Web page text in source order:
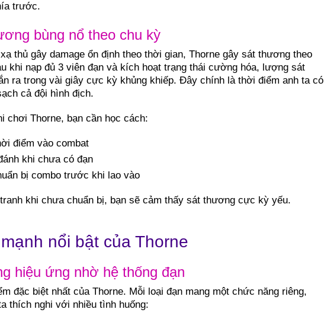
trước.
bùng nổ theo chu kỳ
thủ gây damage ổn định theo thời gian, Thorne gây sát thương theo
khi nạp đủ 3 viên đạn và kích hoạt trạng thái cường hóa, lượng sát
ra trong vài giây cực kỳ khủng khiếp. Đây chính là thời điểm anh ta có
cả đội hình địch.
chơi Thorne, bạn cần học cách:
điểm vào combat
khi chưa có đạn
bị combo trước khi lao vào
khi chưa chuẩn bị, bạn sẽ cảm thấy sát thương cực kỳ yếu.
nổi bật của Thorne
hiệu ứng nhờ hệ thống đạn
đặc biệt nhất của Thorne. Mỗi loại đạn mang một chức năng riêng,
thích nghi với nhiều tình huống: